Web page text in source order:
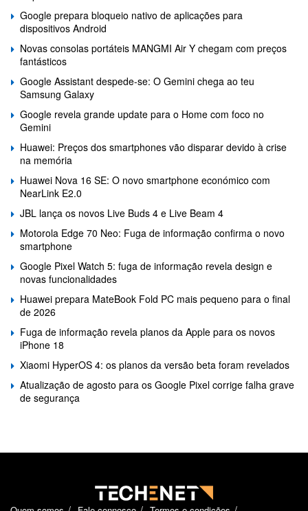
Google prepara bloqueio nativo de aplicações para
dispositivos Android
Novas consolas portáteis MANGMI Air Y chegam com preços
fantásticos
Google Assistant despede-se: O Gemini chega ao teu
Samsung Galaxy
Google revela grande update para o Home com foco no
Gemini
Huawei: Preços dos smartphones vão disparar devido à crise
na memória
Huawei Nova 16 SE: O novo smartphone económico com
NearLink E2.0
JBL lança os novos Live Buds 4 e Live Beam 4
Motorola Edge 70 Neo: Fuga de informação confirma o novo
smartphone
Google Pixel Watch 5: fuga de informação revela design e
novas funcionalidades
Huawei prepara MateBook Fold PC mais pequeno para o final
de 2026
Fuga de informação revela planos da Apple para os novos
iPhone 18
Xiaomi HyperOS 4: os planos da versão beta foram revelados
Atualização de agosto para os Google Pixel corrige falha grave
de segurança